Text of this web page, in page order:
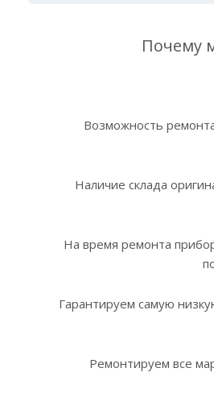
Почему
Возможность
Наличие склада
На время ремонта
Гарантируем самую
Ремонтируем все